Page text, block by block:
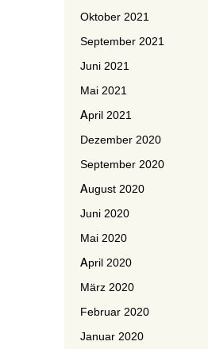
Oktober 2021
September 2021
Juni 2021
Mai 2021
April 2021
Dezember 2020
September 2020
August 2020
Juni 2020
Mai 2020
April 2020
März 2020
Februar 2020
Januar 2020